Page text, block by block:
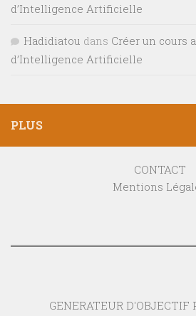
d’Intelligence Artificielle
Hadidiatou dans Créer un cours
d’Intelligence Artificielle
PLUS
CONTACT
Mentions
GENERATEUR D'OBJECTIF